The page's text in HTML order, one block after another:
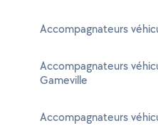
Accompagnateurs
Accompagnateurs
Gameville
Accompagnateurs